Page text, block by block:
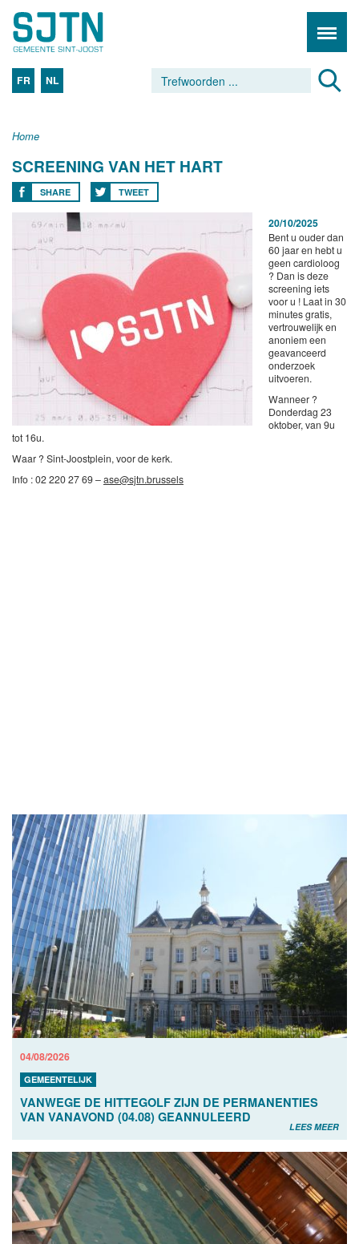
FR NL
Home
SCREENING VAN HET HART
SHARE TWEET
20/10/2025
Bent u ouder dan
60 jaar en hebt u
geen cardioloog
? Dan is deze
screening iets
voor u ! Laat in 30
minutes gratis,
vertrouwelijk en
anoniem een
geavanceerd
onderzoek
uitvoeren.
Wanneer ?
Donderdag 23
oktober, van 9u
tot 16u.
Waar ? Sint-Joostplein, voor de kerk.
Info : 02 220 27 69 –ase@sjtn.brussels
04/08/2026
GEMEENTELIJK
VANWEGE DE HITTEGOLF ZIJN DE PERMANENTIES
VAN VANAVOND (04.08) GEANNULEERD
LEES MEER